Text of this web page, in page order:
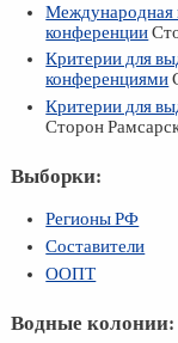
Международная
конференции
Критерии для
конференциями
Критерии для
Сторон
Выборки:
Регионы РФ
Составители
ООПТ
Водные колонии: